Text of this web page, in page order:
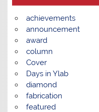
achievements
announcement
award
column
Cover
Days in Ylab
diamond
fabrication
featured